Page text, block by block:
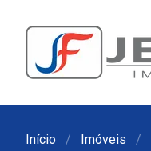
Início Imóveis